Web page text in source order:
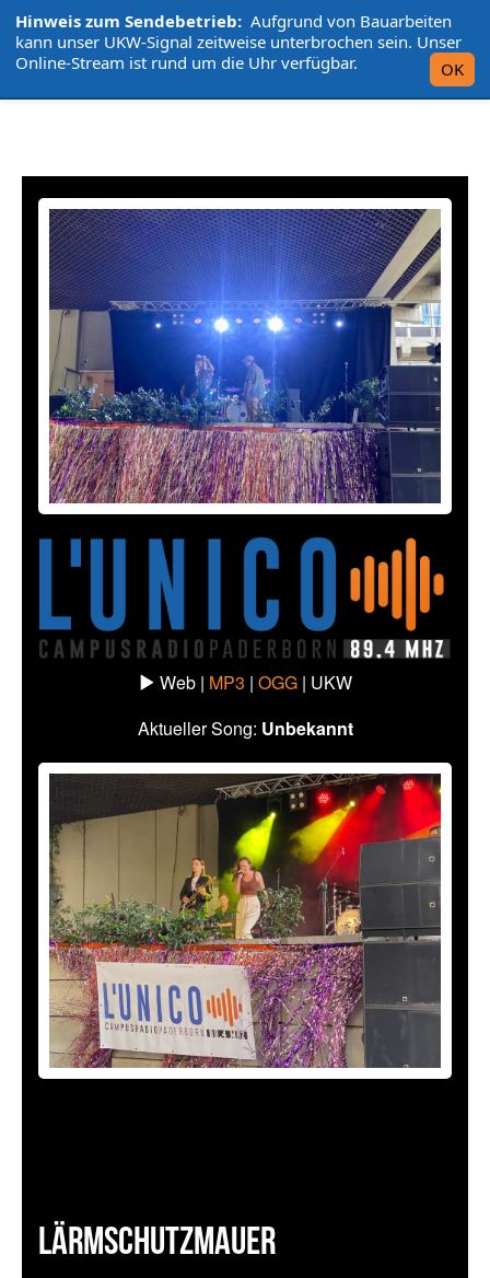
Hinweis zum Sendebetrieb: Aufgrund von Bauarbeiten
kann unser UKW-Signal zeitweise unterbrochen sein. Unser
Online-Stream ist rund um die Uhr verfügbar.
OK
L'UniCo
Web | MP3 | OGG | UKW
Aktueller Song: Unbekannt
Lärmschutzmauer